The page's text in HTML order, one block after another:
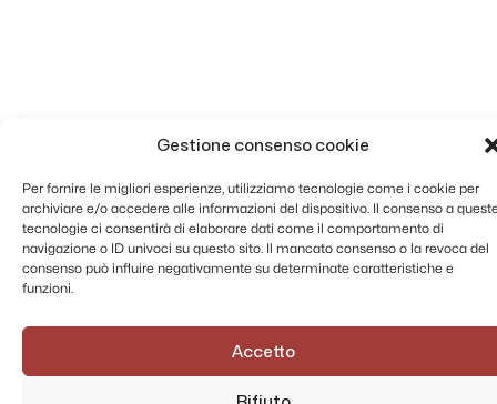
Gestione consenso cookie
Per fornire le migliori esperienze, utilizziamo tecnologie come i cookie per
archiviare e/o accedere alle informazioni del dispositivo. Il consenso a
tecnologie ci consentirà di elaborare dati come il comportamento di
navigazione o ID univoci su questo sito. Il mancato consenso o la revoca del
consenso può influire negativamente su determinate caratteristiche e
funzioni.
Accetto